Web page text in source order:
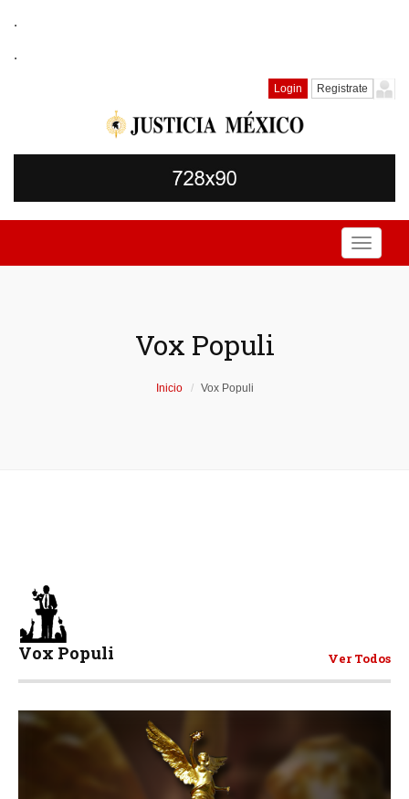
.
.
Login Registrate
Toggle
Vox Populi
Inicio Vox Populi
Vox Populi Ver Todos